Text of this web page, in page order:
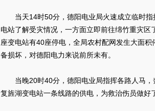
当天14时50分，德阳电业局火速成立临时指
电站了解受灾情况，一方面立即前往绵竹重灾
座变电站有40座停电，全局农村配网发生大面
备损坏，对德阳电力来说前所未有。
当晚20时40分，德阳电业局指挥各路人马，
复旌湖变电站一条线路的供电，为救治伤员做好